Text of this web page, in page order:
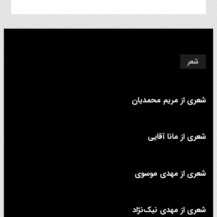
شعر
شعری از مریم محمدیان
شعری از مانا آقایی
شعری از مهدی موسوی
شعری از مهدی نیک‌نژاد